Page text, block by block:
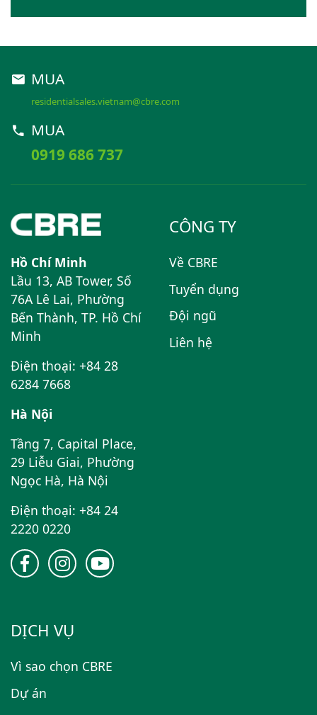
MUA
residentialsales.vietnam@cbre.com
MUA
0919 686 737
Hồ Chí Minh
Lầu 13, AB Tower, Số
76A Lê Lai, Phường
Bến Thành, TP. Hồ Chí
Minh
Điện thoại: +84 28
6284 7668
Hà Nội
Tầng 7, Capital Place,
29 Liễu Giai, Phường
Ngọc Hà, Hà Nội
Điện thoại: +84 24
2220 0220
CÔNG TY
Về CBRE
Tuyển dụng
Đội ngũ
Liên hệ
DỊCH VỤ
Vì sao chọn CBRE
Dự án